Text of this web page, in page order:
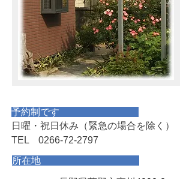
予約制です
所在地
長野県茅野市宮川4292-2
日曜・祝日休み（緊急の場合を除く）
TEL 0266-72-2797